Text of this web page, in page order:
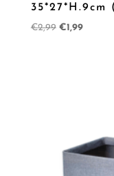
35*27*H.9cm
€2,99 Il
€1,99Il